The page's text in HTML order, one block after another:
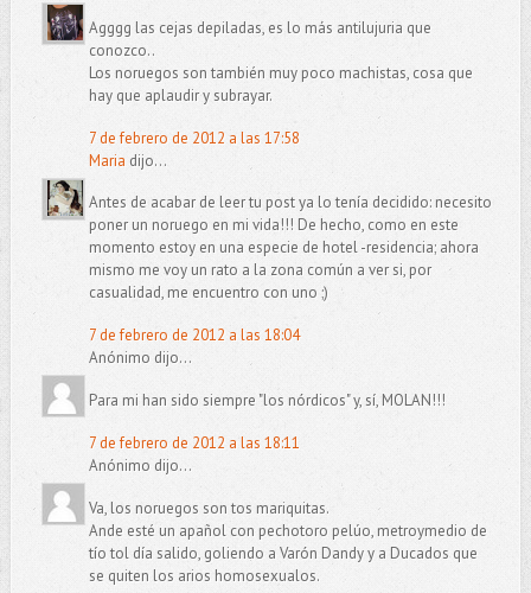
Agggg las cejas depiladas, es lo más antilujuria que
conozco..
Los noruegos son también muy poco machistas, cosa que
hay que aplaudir y subrayar.
7 de febrero de 2012 a las 17:58
Maria dijo...
Antes de acabar de leer tu post ya lo tenía decidido: necesito
poner un noruego en mi vida!!! De hecho, como en este
momento estoy en una especie de hotel -residencia; ahora
mismo me voy un rato a la zona común a ver si, por
casualidad, me encuentro con uno ;)
7 de febrero de 2012 a las 18:04
Anónimo dijo...
Para mi han sido siempre "los nórdicos" y, sí, MOLAN!!!
7 de febrero de 2012 a las 18:11
Anónimo dijo...
Va, los noruegos son tos mariquitas.
Ande esté un apañol con pechotoro pelúo, metroymedio de
tío tol día salido, goliendo a Varón Dandy y a Ducados que
se quiten los arios homosexualos.